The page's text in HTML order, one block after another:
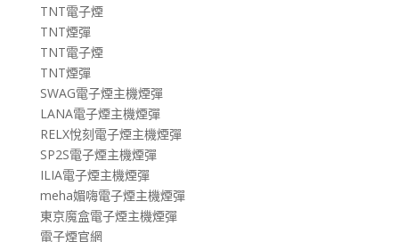
TNT電子煙
TNT煙彈
TNT電子煙
TNT煙彈
SWAG電子煙主機煙彈
LANA電子煙主機煙彈
RELX悅刻電子煙主機煙彈
SP2S電子煙主機煙彈
ILIA電子煙主機煙彈
meha媚嗨電子煙主機煙彈
東京魔盒電子煙主機煙彈
電子煙官網